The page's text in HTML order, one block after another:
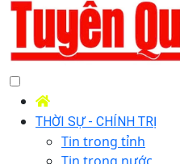
THỜI SỰ - CHÍNH TRỊ
Tin trong tỉnh